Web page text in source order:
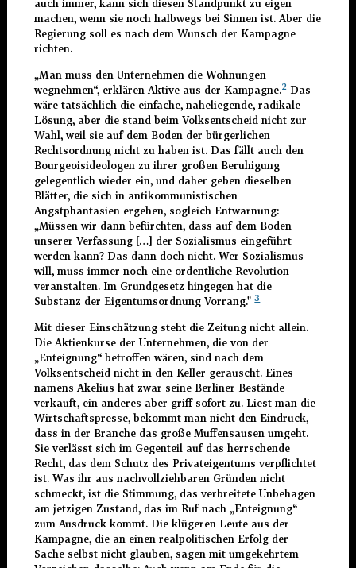
auch immer, kann sich diesen Standpunkt zu eigen
machen, wenn sie noch halbwegs bei Sinnen ist. Aber die
Regierung soll es nach dem Wunsch der Kampagne
richten.
„Man muss den Unternehmen die Wohnungen
wegnehmen“, erklären Aktive aus der Kampagne.2Das
wäre tatsächlich die einfache, naheliegende, radikale
Lösung, aber die stand beim Volksentscheid nicht zur
Wahl, weil sie auf dem Boden der bürgerlichen
Rechtsordnung nicht zu haben ist. Das fällt auch den
Bourgeoisideologen zu ihrer großen Beruhigung
gelegentlich wieder ein, und daher geben dieselben
Blätter, die sich in antikommunistischen
Angstphantasien ergehen, sogleich Entwarnung:
„Müssen wir dann befürchten, dass auf dem Boden
unserer Verfassung […] der Sozialismus eingeführt
werden kann? Das dann doch nicht. Wer Sozialismus
will, muss immer noch eine ordentliche Revolution
veranstalten. Im Grundgesetz hingegen hat die
Substanz der Eigentumsordnung Vorrang."3
Mit dieser Einschätzung steht die Zeitung nicht allein.
Die Aktienkurse der Unternehmen, die von der
„Enteignung“ betroffen wären, sind nach dem
Volksentscheid nicht in den Keller gerauscht. Eines
namens Akelius hat zwar seine Berliner Bestände
verkauft, ein anderes aber griff sofort zu. Liest man die
Wirtschaftspresse, bekommt man nicht den Eindruck,
dass in der Branche das große Muffensausen umgeht.
Sie verlässt sich im Gegenteil auf das herrschende
Recht, das dem Schutz des Privateigentums verpflichtet
ist. Was ihr aus nachvollziehbaren Gründen nicht
schmeckt, ist die Stimmung, das verbreitete Unbehagen
am jetzigen Zustand, das im Ruf nach „Enteignung“
zum Ausdruck kommt. Die klügeren Leute aus der
Kampagne, die an einen realpolitischen Erfolg der
Sache selbst nicht glauben, sagen mit umgekehrtem